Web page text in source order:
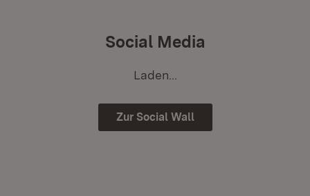
Social Media
Laden...
Zur Social Wall